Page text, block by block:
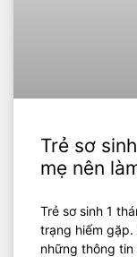
Trẻ sơ
mẹ nên
Trẻ sơ sinh 1
trạng hiếm
những thông